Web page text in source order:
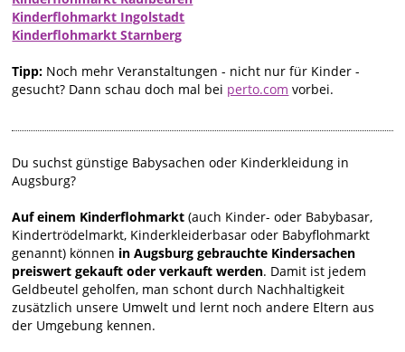
Kinderflohmarkt Ingolstadt
Kinderflohmarkt Starnberg
Tipp: Noch mehr Veranstaltungen - nicht nur für Kinder -
gesucht? Dann schau doch mal bei perto.com vorbei.
Du suchst günstige Babysachen oder Kinderkleidung in
Augsburg?
Auf einem Kinderflohmarkt (auch Kinder- oder Babybasar,
Kindertrödelmarkt, Kinderkleiderbasar oder Babyflohmarkt
genannt) können in Augsburg gebrauchte Kindersachen
preiswert gekauft oder verkauft werden. Damit ist jedem
Geldbeutel geholfen, man schont durch Nachhaltigkeit
zusätzlich unsere Umwelt und lernt noch andere Eltern aus
der Umgebung kennen.